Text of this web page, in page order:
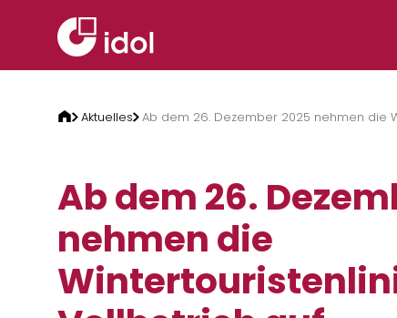
Aktuelles Ab dem 26. Dezember 2025 nehmen die
Ab dem 26.
nehmen die